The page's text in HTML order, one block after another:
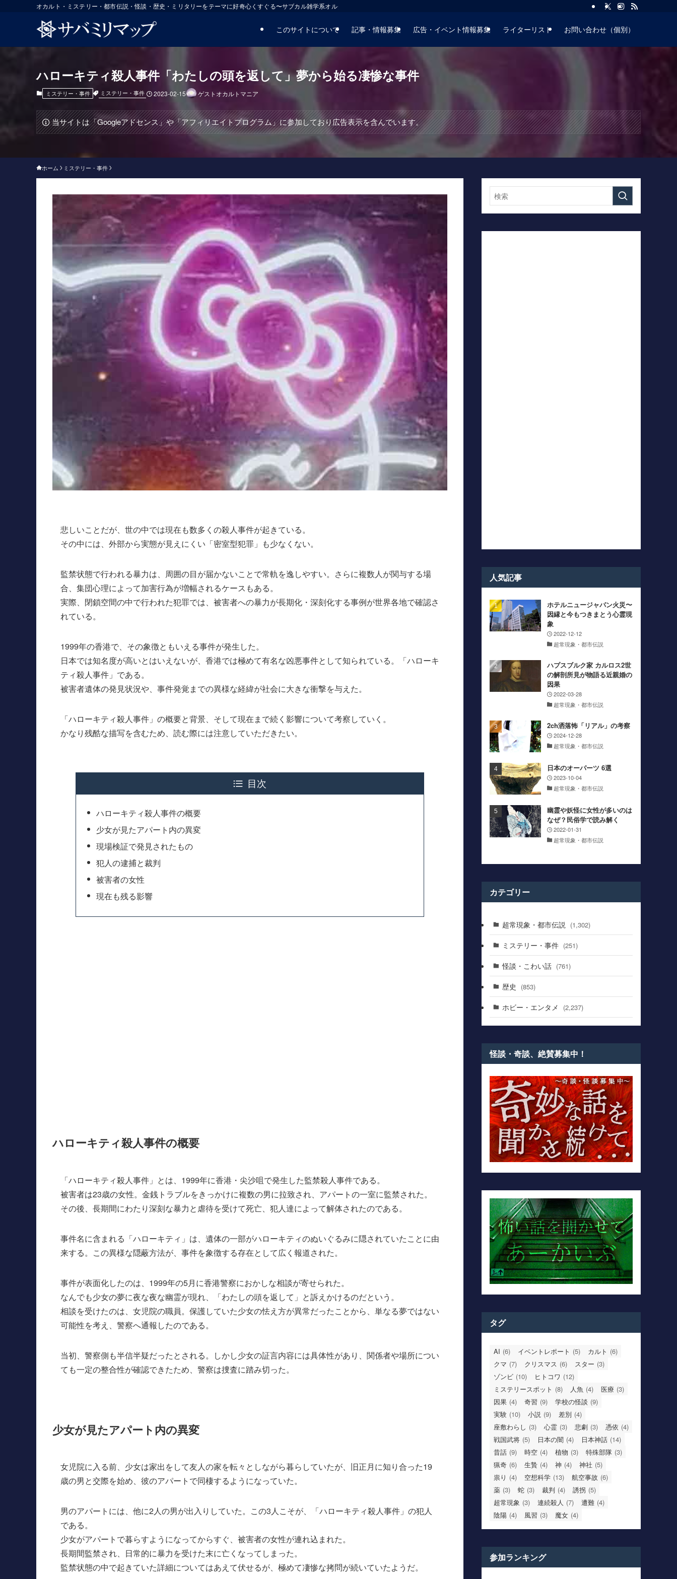
オカルト・ミステリー・都市伝説・怪談・歴史・ミリタリーをテーマに好奇心くすぐる〜サブカル雑学系オルタナティブサイト
このサイトについて 記事・情報募集 広告・イベント情報募集 ライターリスト お問い合わせ（個別）
ハローキティ殺人事件「わたしの頭を返して」夢から始る凄惨な事件
ミステリー・事件 ミステリー・事件 2023-02-15 ゲストオカルトマニア
当サイトは「Googleアドセンス」や「アフィリエイトプログラム」に参加しており広告表示を含んでいます。
ホーム ミステリー・事件
悲しいことだが、世の中では現在も数多くの殺人事件が起きている。
その中には、外部から実態が見えにくい「密室型犯罪」も少なくない。
監禁状態で行われる暴力は、周囲の目が届かないことで常軌を逸しやすい。さらに複数人が関与する場
合、集団心理によって加害行為が増幅されるケースもある。
実際、閉鎖空間の中で行われた犯罪では、被害者への暴力が長期化・深刻化する事例が世界各地で確認さ
れている。
1999年の香港で、その象徴ともいえる事件が発生した。
日本では知名度が高いとはいえないが、香港では極めて有名な凶悪事件として知られている。「ハローキ
ティ殺人事件」である。
被害者遺体の発見状況や、事件発覚までの異様な経緯が社会に大きな衝撃を与えた。
「ハローキティ殺人事件」の概要と背景、そして現在まで続く影響について考察していく。
かなり残酷な描写を含むため、読む際には注意していただきたい。
目次
ハローキティ殺人事件の概要
少女が見たアパート内の異変
現場検証で発見されたもの
犯人の逮捕と裁判
被害者の女性
現在も残る影響
ハローキティ殺人事件の概要
「ハローキティ殺人事件」とは、1999年に香港・尖沙咀で発生した監禁殺人事件である。
被害者は23歳の女性。金銭トラブルをきっかけに複数の男に拉致され、アパートの一室に監禁された。
その後、長期間にわたり深刻な暴力と虐待を受けて死亡、犯人達によって解体されたのである。
事件名に含まれる「ハローキティ」は、遺体の一部がハローキティのぬいぐるみに隠されていたことに由
来する。この異様な隠蔽方法が、事件を象徴する存在として広く報道された。
事件が表面化したのは、1999年の5月に香港警察におかしな相談が寄せられた。
なんでも少女の夢に夜な夜な幽霊が現れ、「わたしの頭を返して」と訴えかけるのだという。
相談を受けたのは、女児院の職員。保護していた少女の怯え方が異常だったことから、単なる夢ではない
可能性を考え、警察へ通報したのである。
当初、警察側も半信半疑だったとされる。しかし少女の証言内容には具体性があり、関係者や場所につい
ても一定の整合性が確認できたため、警察は捜査に踏み切った。
少女が見たアパート内の異変
女児院に入る前、少女は家出をして友人の家を転々としながら暮らしていたが、旧正月に知り合った19
歳の男と交際を始め、彼のアパートで同棲するようになっていた。
男のアパートには、他に2人の男が出入りしていた。この3人こそが、「ハローキティ殺人事件」の犯人
である。
少女がアパートで暮らすようになってからすぐ、被害者の女性が連れ込まれた。
長期間監禁され、日常的に暴力を受けた末に亡くなってしまった。
監禁状態の中で起きていた詳細についてはあえて伏せるが、極めて凄惨な拷問が続いていたようだ。
人気記事
ホテルニュージャパン火災〜
因縁と今もつきまとう心霊現
象
2022-12-12
超常現象・都市伝説
ハプスブルク家 カルロス2世
の解剖所見が物語る近親婚の
因果
2022-03-28
超常現象・都市伝説
2ch洒落怖「リアル」の考察
2024-12-28
超常現象・都市伝説
日本のオーパーツ 6選
2023-10-04
超常現象・都市伝説
幽霊や妖怪に女性が多いのは
なぜ？民俗学で読み解く
2022-01-31
超常現象・都市伝説
カテゴリー
超常現象・都市伝説 (1,302)
ミステリー・事件 (251)
怪談・こわい話 (761)
歴史 (853)
ホビー・エンタメ (2,237)
怪談・奇談、絶賛募集中！
タグ
AI (6) イベントレポート (5) カルト (6)
クマ (7) クリスマス (6) スター (3)
ゾンビ (10) ヒトコワ (12)
ミステリースポット (8) 人魚 (4) 医療 (3)
因果 (4) 奇習 (9) 学校の怪談 (9)
実験 (10) 小説 (9) 差別 (4)
座敷わらし (3) 心霊 (3) 悲劇 (3) 憑依 (4)
戦国武将 (5) 日本の闇 (4) 日本神話 (14)
昔話 (9) 時空 (4) 植物 (3) 特殊部隊 (3)
猟奇 (6) 生贄 (4) 神 (4) 神社 (5)
祟り (4) 空想科学 (13) 航空事故 (6)
薬 (3) 蛇 (3) 裁判 (4) 誘拐 (5)
超常現象 (3) 連続殺人 (7) 遭難 (4)
陰陽 (4) 風習 (3) 魔女 (4)
参加ランキング